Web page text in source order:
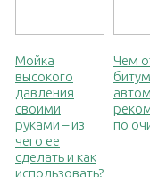
Мойка
высокого
давления
своими
руками – из
чего ее
сделать и как
использовать?
Чем
по